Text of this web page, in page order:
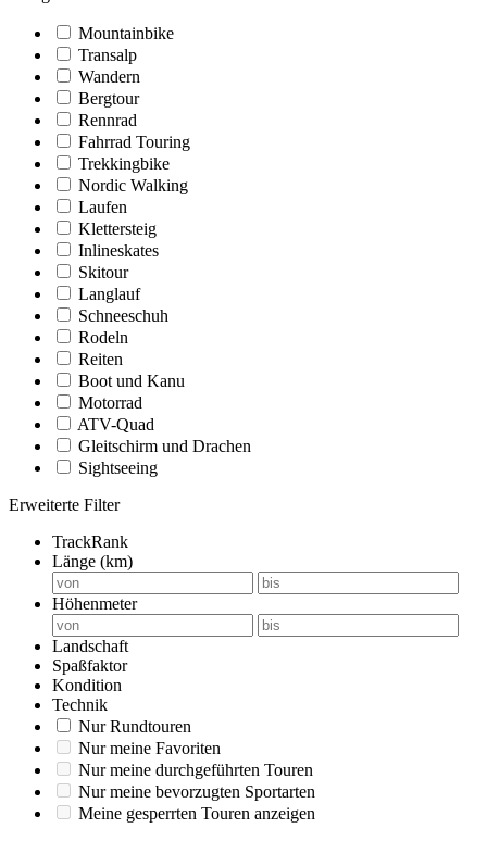
Mountainbike
Transalp
Wandern
Bergtour
Rennrad
Fahrrad Touring
Trekkingbike
Nordic Walking
Laufen
Klettersteig
Inlineskates
Skitour
Langlauf
Schneeschuh
Rodeln
Reiten
Boot und Kanu
Motorrad
ATV-Quad
Gleitschirm und Drachen
Sightseeing
Erweiterte Filter
TrackRank
Länge (km)
Höhenmeter
Landschaft
Spaßfaktor
Kondition
Technik
Nur Rundtouren
Nur meine Favoriten
Nur meine durchgeführten Touren
Nur meine bevorzugten Sportarten
Meine gesperrten Touren anzeigen